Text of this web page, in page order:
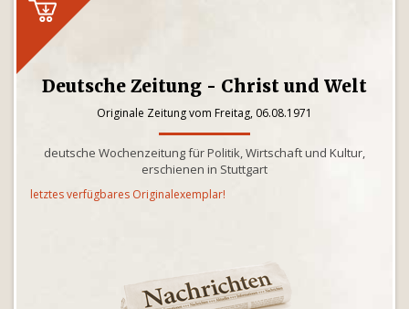
Deutsche Zeitung - Christ und Welt
Originale Zeitung vom Freitag, 06.08.1971
deutsche Wochenzeitung für Politik, Wirtschaft und Kultur,
erschienen in Stuttgart
letztes verfügbares Originalexemplar!